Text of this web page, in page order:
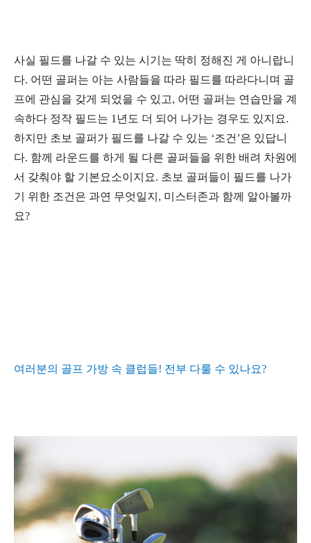
사실 필드를 나갈 수 있는 시기는 딱히 정해진 게 아니랍니
다. 어떤 골퍼는 아는 사람들을 따라 필드를 따라다니며 골
프에 관심을 갖게 되었을 수 있고, 어떤 골퍼는 연습만을 계
속하다 정작 필드는 1 년도 더 되어 나가는 경우도 있지요.
하지만 초보 골퍼가 필드를 나갈 수 있는 ‘조건 ’은 있답니
다. 함께 라운드를 하게 될 다른 골퍼들을 위한 배려 차원에
서 갖춰야 할 기본요소이지요. 초보 골퍼들이 필드를 나가
기 위한 조건은 과연 무엇일지 , 미스터존과 함께 알아볼까
요?
여러분의 골프 가방 속 클럽들! 전부 다룰 수 있나요?